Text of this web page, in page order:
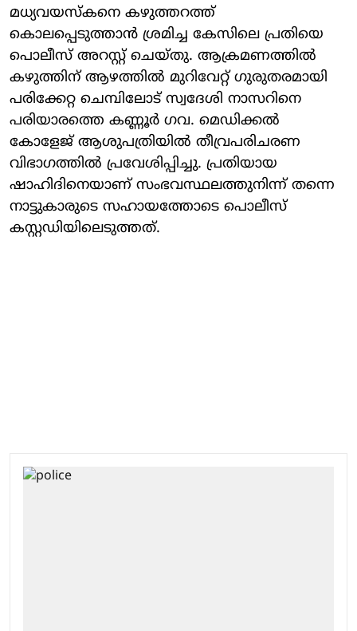
മധ്യവയസ്കനെ കഴുത്തറത്ത്
കൊലപ്പെടുത്താൻ ശ്രമിച്ച കേസിലെ പ്രതിയെ
പൊലീസ് അറസ്റ്റ് ചെയ്തു. ആക്രമണത്തിൽ
കഴുത്തിന് ആഴത്തിൽ മുറിവേറ്റ് ഗുരുതരമായി
പരിക്കേറ്റ ചെമ്പിലോട് സ്വദേശി നാസറിനെ
പരിയാരത്തെ കണ്ണൂർ ഗവ. മെഡിക്കൽ
കോളേജ് ആശുപത്രിയിൽ തീവ്രപരിചരണ
വിഭാഗത്തിൽ പ്രവേശിപ്പിച്ചു. പ്രതിയായ
ഷാഹിദിനെയാണ് സംഭവസ്ഥലത്തുനിന്ന് തന്നെ
നാട്ടുകാരുടെ സഹായത്തോടെ പൊലീസ്
കസ്റ്റഡിയിലെടുത്തത്.